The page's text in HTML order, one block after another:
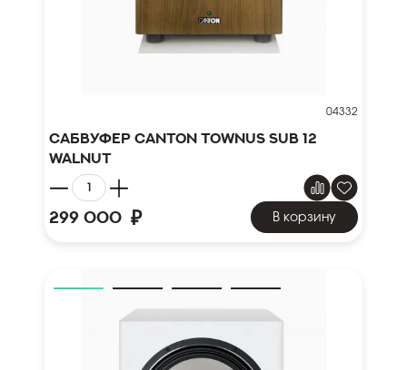
04332
Сабвуфер Canton TOWNUS SUB 12
walnut
299 000 ₽ В корзину